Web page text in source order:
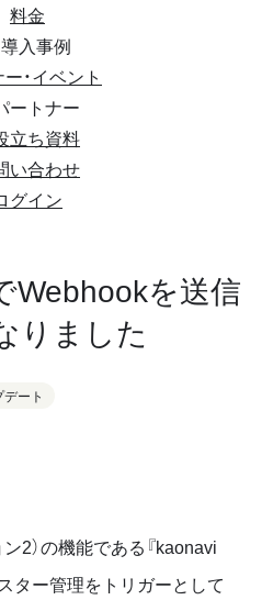
料金
導入事例
・イベント
ートナー
立ち資料
い合わせ
グイン
Webhookを送信
りました
ート
2）の機能である『kaonavi
ター管理をトリガーとして